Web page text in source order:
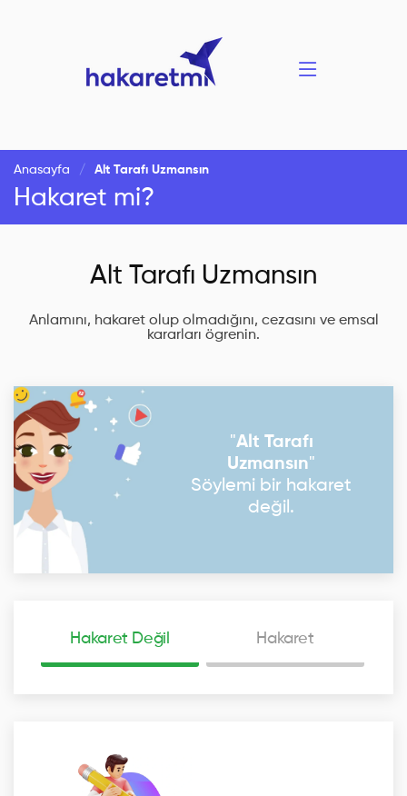
Anasayfa Alt Tarafı Uzmansın
Hakaret mi?
Alt Tarafı Uzmansın
Anlamını, hakaret olup olmadığını, cezasını ve emsal
kararları ögrenin.
"Alt Tarafı
Uzmansın"
Söylemi bir hakaret
değil.
Hakaret Değil Hakaret